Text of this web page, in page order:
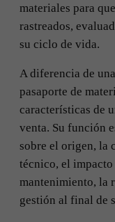
materiales para
rastreados,
su ciclo de vida.
A diferencia de
pasaporte de
características de
venta. Su función
sobre el origen, la
técnico, el
mantenimiento, la
gestión al final de